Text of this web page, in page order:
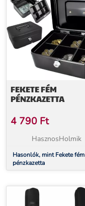
FEKETE FÉM
PÉNZKAZETTA
4 790 Ft
HasznosHolmik
Hasonlók, mint Fekete fém
pénzkazetta